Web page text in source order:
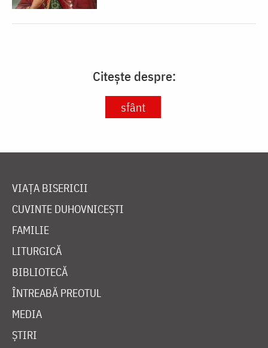
Citește despre:
sfânt
VIAȚA BISERICII
CUVINTE DUHOVNICEȘTI
FAMILIE
LITURGICĂ
BIBLIOTECĂ
ÎNTREABĂ PREOTUL
MEDIA
ȘTIRI